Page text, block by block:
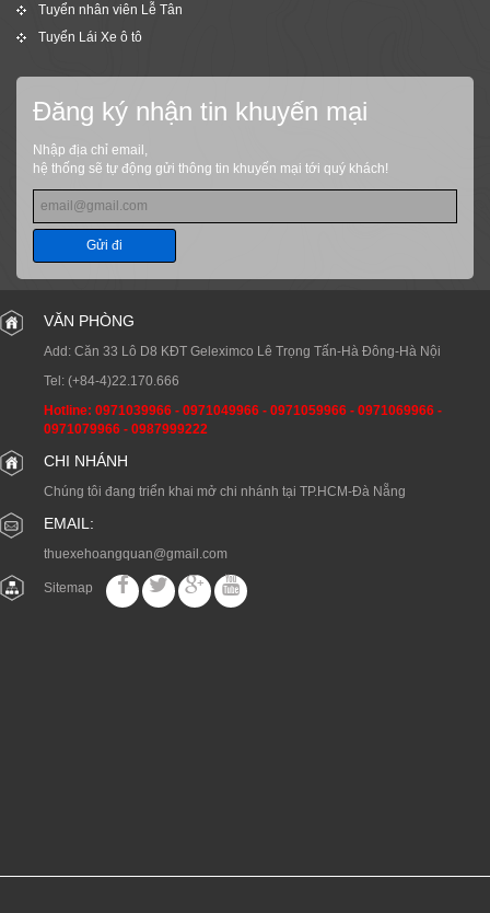
Tuyển nhân viên Lễ Tân
Tuyển Lái Xe ô tô
Đăng ký nhận tin khuyến mại
Nhập địa chỉ email,
hệ thống sẽ tự động gửi thông tin khuyến mại tới quý khách!
Gửi đi
VĂN PHÒNG
Add: Căn 33 Lô D8 KĐT Geleximco Lê Trọng Tấn-Hà Đông-Hà Nội
Tel: (+84-4)22.170.666
Hotline: 0971039966 - 0971049966 - 0971059966 - 0971069966 -
0971079966 - 0987999222
CHI NHÁNH
Chúng tôi đang triển khai mở chi nhánh tại TP.HCM-Đà Nẵng
EMAIL:
thuexehoangquan@gmail.com
Sitemap